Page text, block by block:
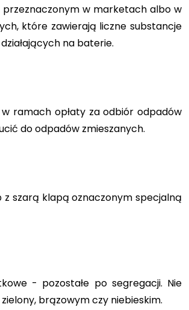
w marketach albo w
które zawierają liczne substancje
na baterie.
ramach opłaty za odbiór odpadów
do odpadów zmieszanych.
z szarą klapą oznaczonym specjalną
- pozostałe po segregacji. Nie
brązowym czy niebieskim.